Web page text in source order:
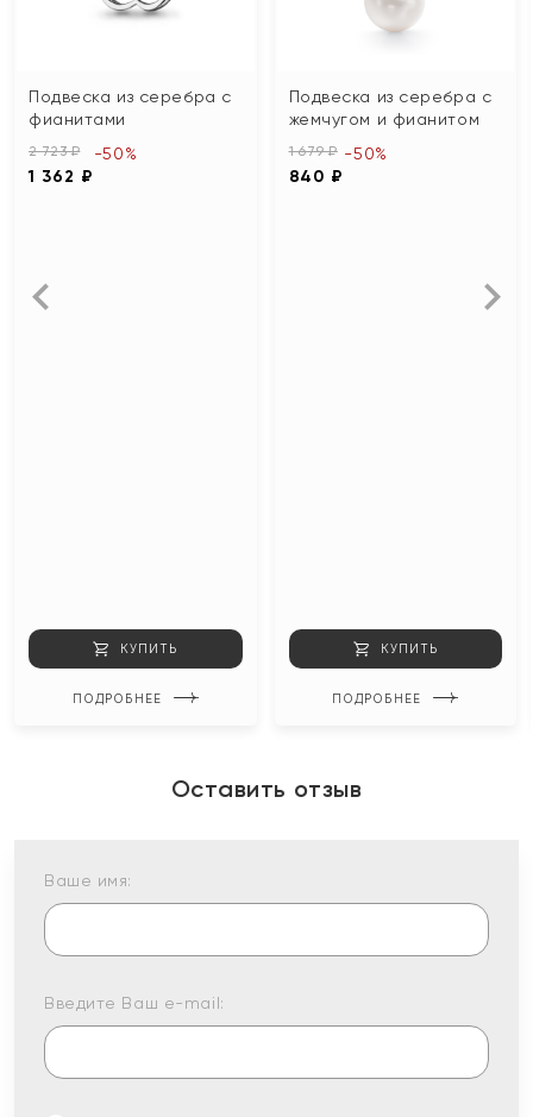
Подвеска из серебра с
фианитами
2 723 ₽
1 362 ₽
-50%
КУПИТЬ
ПОДРОБНЕЕ
Подвеска из серебра с
жемчугом и фианитом
1 679 ₽
840 ₽
-50%
КУПИТЬ
ПОДРОБНЕЕ
Оставить отзыв
Ваше имя:
Введите Ваш e-mail: